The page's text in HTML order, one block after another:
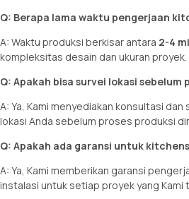
Q: Berapa lama waktu pengerjaan
A: Waktu produksi berkisar antara 2-4
kompleksitas desain dan ukuran proyek.
Q: Apakah bisa survei lokasi
A: Ya, Kami menyediakan konsultasi dan
lokasi Anda sebelum proses produksi
Q: Apakah ada garansi untuk
A: Ya, Kami memberikan garansi
instalasi untuk setiap proyek yang Kami